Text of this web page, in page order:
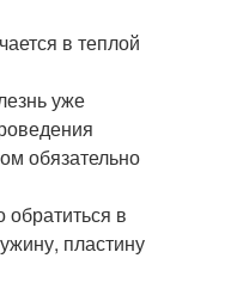
в теплой
уже
обязательно
обратиться в
пластину